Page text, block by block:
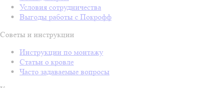
Условия сотрудничества
Выгоды работы с Покрофф
Советы и инструкции
Инструкции по монтажу
Статьи о кровле
Часто задаваемые вопросы